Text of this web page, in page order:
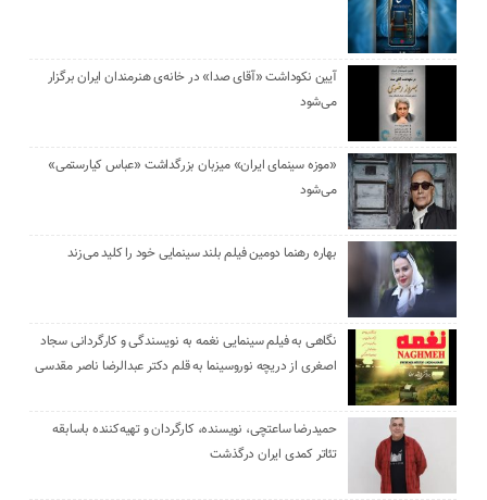
آیین نکوداشت «آقای صدا» در خانه‌ی هنرمندان ایران برگزار
می‌شود
«موزه سینمای ایران» میزبان بزرگداشت «عباس کیارستمی»
می‌شود
بهاره رهنما دومین فیلم بلند سینمایی خود را کلید می‌زند
نگاهی به فیلم سینمایی نغمه به نویسندگی و کارگردانی سجاد
اصغری از دریچه نوروسینما به قلم دکتر عبدالرضا ناصر مقدسی
حمیدرضا ساعتچی، نویسنده، کارگردان و تهیه‌کننده باسابقه
تئاتر کمدی ایران درگذشت